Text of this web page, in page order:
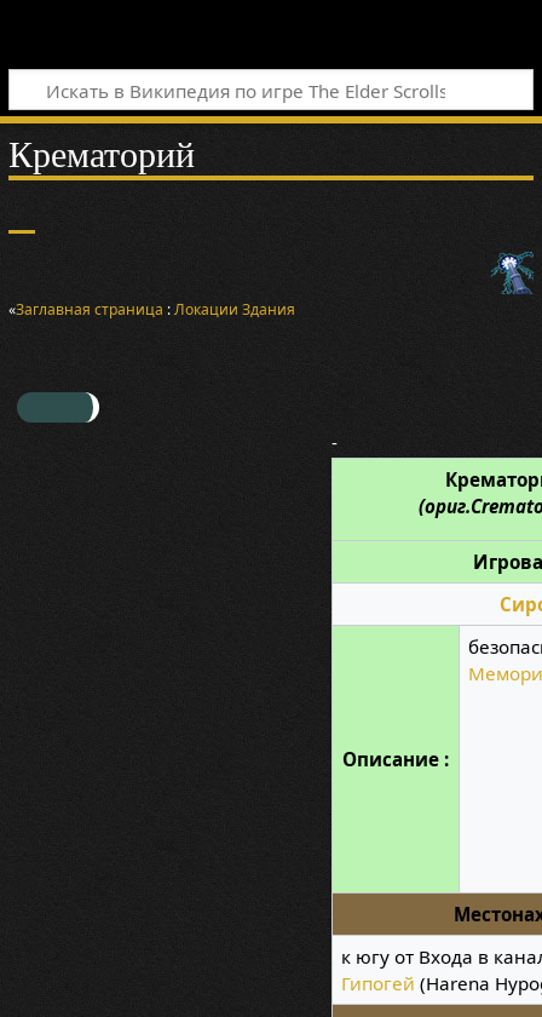
Крематорий
«Заглавная страница :Локации Здания
-
Описание :
к югу от Входа в
Гипогей (Harena